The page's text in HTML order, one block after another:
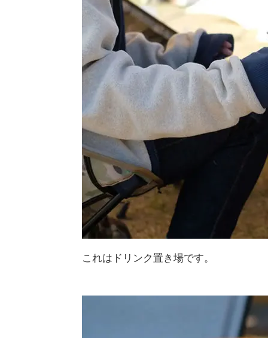
これはドリンク置き場です。